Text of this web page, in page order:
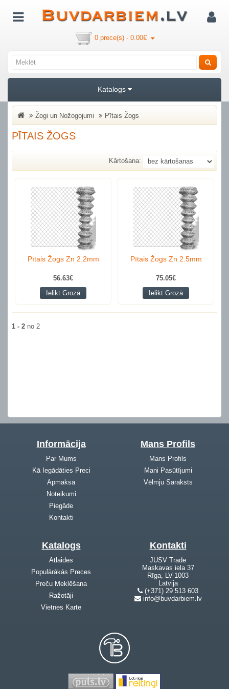
0 prece(s) - 0.00€
Katalogs
Žogi un Nožogojumi Pītais Žogs
PĪTAIS ŽOGS
Kārtošana:
Pītais Žogs Zn 2.2mm
56.63€
Ielikt Grozā
Pītais Žogs Zn 2.5mm
75.05€
Ielikt Grozā
1 - 2 no 2
Informācija
Par Mums
Kā Iegādāties Preci
Apmaksa
Noteikumi
Piegāde
Kontakti
Mans Profils
Mans Profils
Mani Pasūtījumi
Vēlmju Saraksts
Katalogs
Atlaides
Populārākās Preces
Preču Meklēšana
Ražotāji
Vietnes Karte
Kontakti
JUSV Trade
Maskavas iela 37
Rīga, LV-1003
Latvija
(+371) 29 513 603
info@buvdarbiem.lv